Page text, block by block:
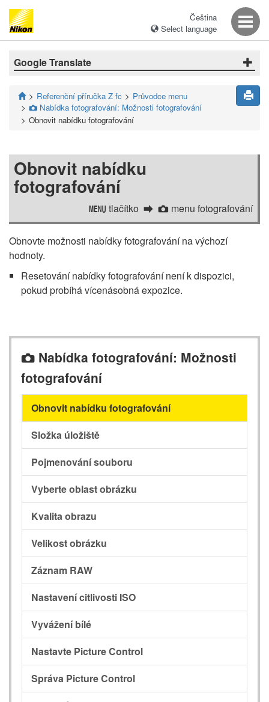
Čeština
Select language
Google Translate
Referenční příručka Z fc Průvodce menu
C Nabídka fotografování: Možnosti fotografování
Obnovit nabídku fotografování
Obnovit nabídku
fotografování
G tlačítko C menu fotografování
Obnovte možnosti nabídky fotografování na výchozí
hodnoty.
Resetování nabídky fotografování není k dispozici,
pokud probíhá vícenásobná expozice.
C Nabídka fotografování: Možnosti
fotografování
Obnovit nabídku fotografování
Složka úložiště
Pojmenování souboru
Vyberte oblast obrázku
Kvalita obrazu
Velikost obrázku
Záznam RAW
Nastavení citlivosti ISO
Vyvážení bílé
Nastavte Picture Control
Správa Picture Control